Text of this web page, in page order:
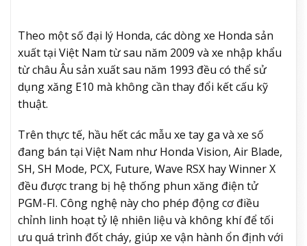
Theo một số đại lý Honda, các dòng xe Honda sản
xuất tại Việt Nam từ sau năm 2009 và xe nhập khẩu
từ châu Âu sản xuất sau năm 1993 đều có thể sử
dụng xăng E10 mà không cần thay đổi kết cấu kỹ
thuật.
Trên thực tế, hầu hết các mẫu xe tay ga và xe số
đang bán tại Việt Nam như Honda Vision, Air Blade,
SH, SH Mode, PCX, Future, Wave RSX hay Winner X
đều được trang bị hệ thống phun xăng điện tử
PGM-FI. Công nghệ này cho phép động cơ điều
chỉnh linh hoạt tỷ lệ nhiên liệu và không khí để tối
ưu quá trình đốt cháy, giúp xe vận hành ổn định với